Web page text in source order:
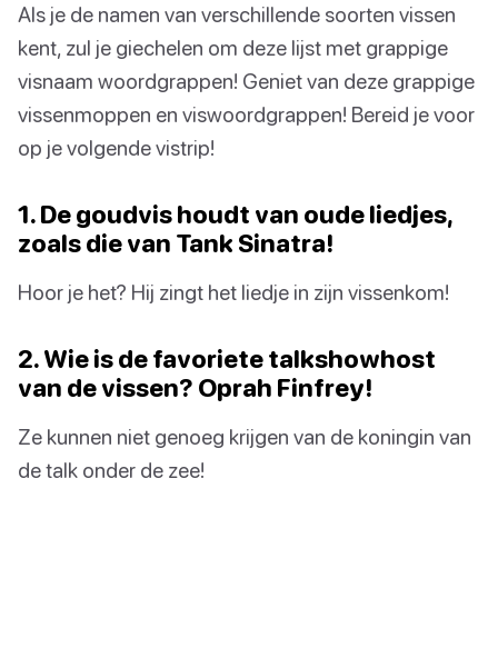
Als je de namen van verschillende soorten vissen
kent, zul je giechelen om deze lijst met grappige
visnaam woordgrappen! Geniet van deze grappige
vissenmoppen en viswoordgrappen! Bereid je voor
op je volgende vistrip!
1. De goudvis houdt van oude liedjes,
zoals die van Tank Sinatra!
Hoor je het? Hij zingt het liedje in zijn vissenkom!
2. Wie is de favoriete talkshowhost
van de vissen? Oprah Finfrey!
Ze kunnen niet genoeg krijgen van de koningin van
de talk onder de zee!